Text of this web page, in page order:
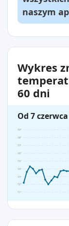
naszym
Wykres
60 dni
Od 7
11°
12°
13°
14°
15°
16°
17°
18°
19°